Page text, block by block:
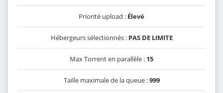
Priorité upload : Élevé
Hébergeurs sélectionnés : PAS DE LIMITE
Max Torrent en parallèle : 15
Taille maximale de la queue :999